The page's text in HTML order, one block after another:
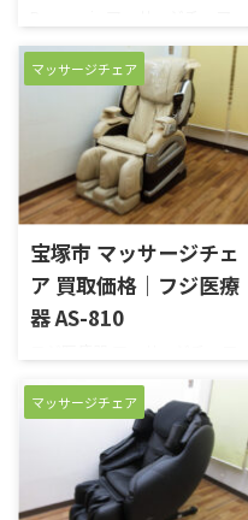
りません。リモコンや各ボタ
ンなど問題なく動作します。完
動品のコンディションです。
EP-MA70を高価買い取りさせて
いただきました。セラミック
ヒーター内蔵のマッサージチ
ェアです。ヒーターにより温め
られたもみ玉が、じんわりと
首や肩をもみほぐします。ま
た、搭載された3Dモミメカは
上下左右前後に自由に動くこ
とでコリを根本からもみほぐ
します。本商品は、お部屋によ
くなじむアイボリーで、圧迫感
を感じさせません。また、小
通電・リモコンの各ボタン動
作確認済みの完動品です。 新
品・中古品 買取のがんばり屋
マッサージチェア
宝塚市 マッサージチェ
ア 買取価格｜フジ医療
器 AS-810
AS-810を高価買い取りさせて
いただきました。新品・中古
品 買取のがんばり屋は無料出
張＆無料査定で納得の買取価
格をご提示！売却は高額査定
の専門店におまかせくださ
マッサージチェア